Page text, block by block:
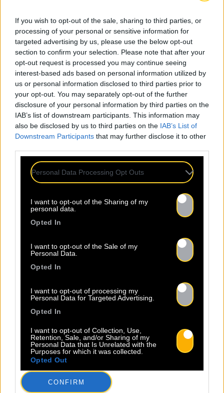
If you wish to opt-out of the sale, sharing to third parties, or
processing of your personal or sensitive information for
targeted advertising by us, please use the below opt-out
section to confirm your selection. Please note that after your
opt-out request is processed you may continue seeing
interest-based ads based on personal information utilized by
us or personal information disclosed to third parties prior to
your opt-out. You may separately opt-out of the further
disclosure of your personal information by third parties on the
IAB’s list of downstream participants. This information may
also be disclosed by us to third parties on the IAB’s List of
Downstream Participants that may further disclose it to other
Personal Data Processing Opt Outs
I want to opt-out of the Sharing of my
personal data.
Opted In
I want to opt-out of the Sale of my
Personal Data.
Opted In
I want to opt-out of processing my
Personal Data for Targeted Advertising.
Opted In
I want to opt-out of Collection, Use,
Retention, Sale, and/or Sharing of my
Personal Data that Is Unrelated with the
Purposes for which it was collected.
Opted Out
CONFIRM
archivées(une fois le live terminé), mais pas sur les
diffusions en cours.
•Visibilité: Une fois le processus validé, la
collaboration est clairement visible pour votre
audience, ce qui apporte une touche de
professionnalisme indéniable à votre contenu.
Retrouvez toutes les informations par ici :
https://support.google.com/youtube/answer/
hl=fr&co=GENIE.Platform%3DDesktop